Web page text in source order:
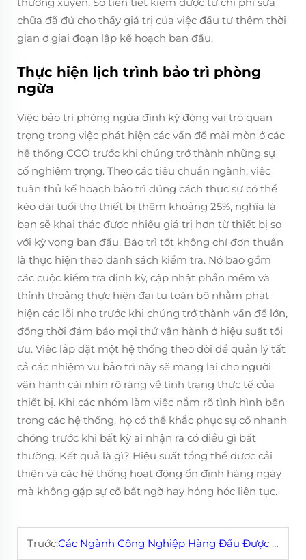
chữa đã đủ cho thấy giá trị của việc đầu tư thêm thời
gian ở giai đoạn lập kế hoạch ban đầu.
Thực hiện lịch trình bảo trì phòng
ngừa
Việc bảo trì phòng ngừa định kỳ đóng vai trò quan
trọng trong việc phát hiện các vấn đề mài mòn ở các
hệ thống CCO trước khi chúng trở thành những sự
cố nghiêm trọng. Theo các tiêu chuẩn ngành, việc
tuân thủ kế hoạch bảo trì đúng cách thực sự có thể
kéo dài tuổi thọ thiết bị thêm khoảng 25%, nghĩa là
bạn sẽ khai thác được nhiều giá trị hơn từ thiết bị so
với kỳ vọng ban đầu. Bảo trì tốt không chỉ đơn thuần
là thực hiện theo danh sách kiểm tra. Nó bao gồm
các cuộc kiểm tra định kỳ, cập nhật phần mềm và
thỉnh thoảng thực hiện đại tu toàn bộ nhằm phát
hiện các lỗi nhỏ trước khi chúng trở thành vấn đề lớn,
đồng thời đảm bảo mọi thứ vận hành ở hiệu suất tối
ưu. Việc lắp đặt một hệ thống theo dõi để quản lý tất
cả các nhiệm vụ bảo trì này sẽ mang lại cho người
vận hành cái nhìn rõ ràng về tình trạng thực tế của
thiết bị. Khi các nhóm làm việc nắm rõ tình hình bên
trong các hệ thống, họ có thể khắc phục sự cố nhanh
chóng trước khi bất kỳ ai nhận ra có điều gì bất
thường. Kết quả là gì? Hiệu suất tổng thể được cải
thiện và các hệ thống hoạt động ổn định hàng ngày
mà không gặp sự cố bất ngờ hay hỏng hóc liên tục.
Trước:Các Ngành Công Nghiệp Hàng Đầu Được Lợi Từ Công Nghệ Wear Plate CCO